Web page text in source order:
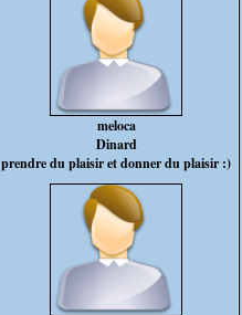
meloca
Dinard
prendre du plaisir et donner du plaisir :)